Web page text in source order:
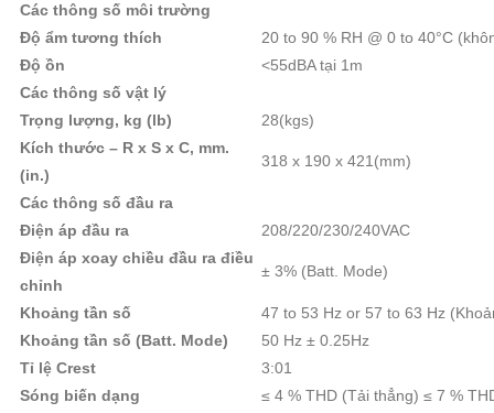
Các thông số môi trường
Độ ẩm tương thích
20 to 90 % RH @ 0 to 40°C
Độ ồn
<55dBA tại 1m
Các thông số vật lý
Trọng lượng, kg (lb)
28(kgs)
Kích thước – R x S x C, mm.
(in.)
318 x 190 x 421(mm)
Các thông số đầu ra
Điện áp đầu ra
208/220/230/240VAC
Điện áp xoay chiều đầu ra điều
chỉnh
± 3% (Batt. Mode)
Khoảng tần số
47 to 53 Hz or 57 to 63 Hz
Khoảng tần số (Batt. Mode)
50 Hz ± 0.25Hz
Tỉ lệ Crest
3:01
Sóng biến dạng
≤ 4 % THD (Tải thẳng) ≤ 7 %